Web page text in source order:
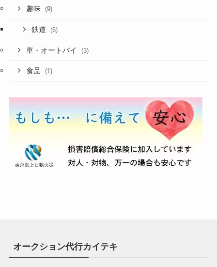
趣味 (9)
鉄道 (6)
車・オートバイ (3)
食品 (1)
オークション代行カイテキ